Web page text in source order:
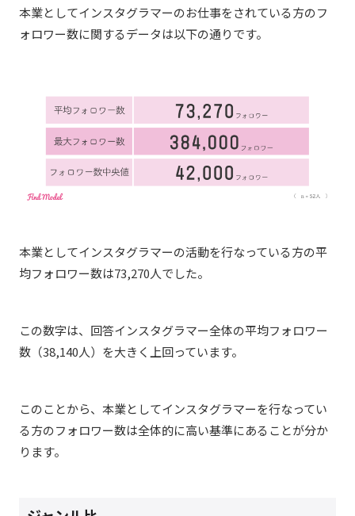
本業としてインスタグラマーのお仕事をされている方のフ
ォロワー数に関するデータは以下の通りです。
本業としてインスタグラマーの活動を行なっている方の平
均フォロワー数は73,270人でした。
この数字は、回答インスタグラマー全体の平均フォロワー
数（38,140人）を大きく上回っています。
このことから、本業としてインスタグラマーを行なってい
る方のフォロワー数は全体的に高い基準にあることが分か
ります。